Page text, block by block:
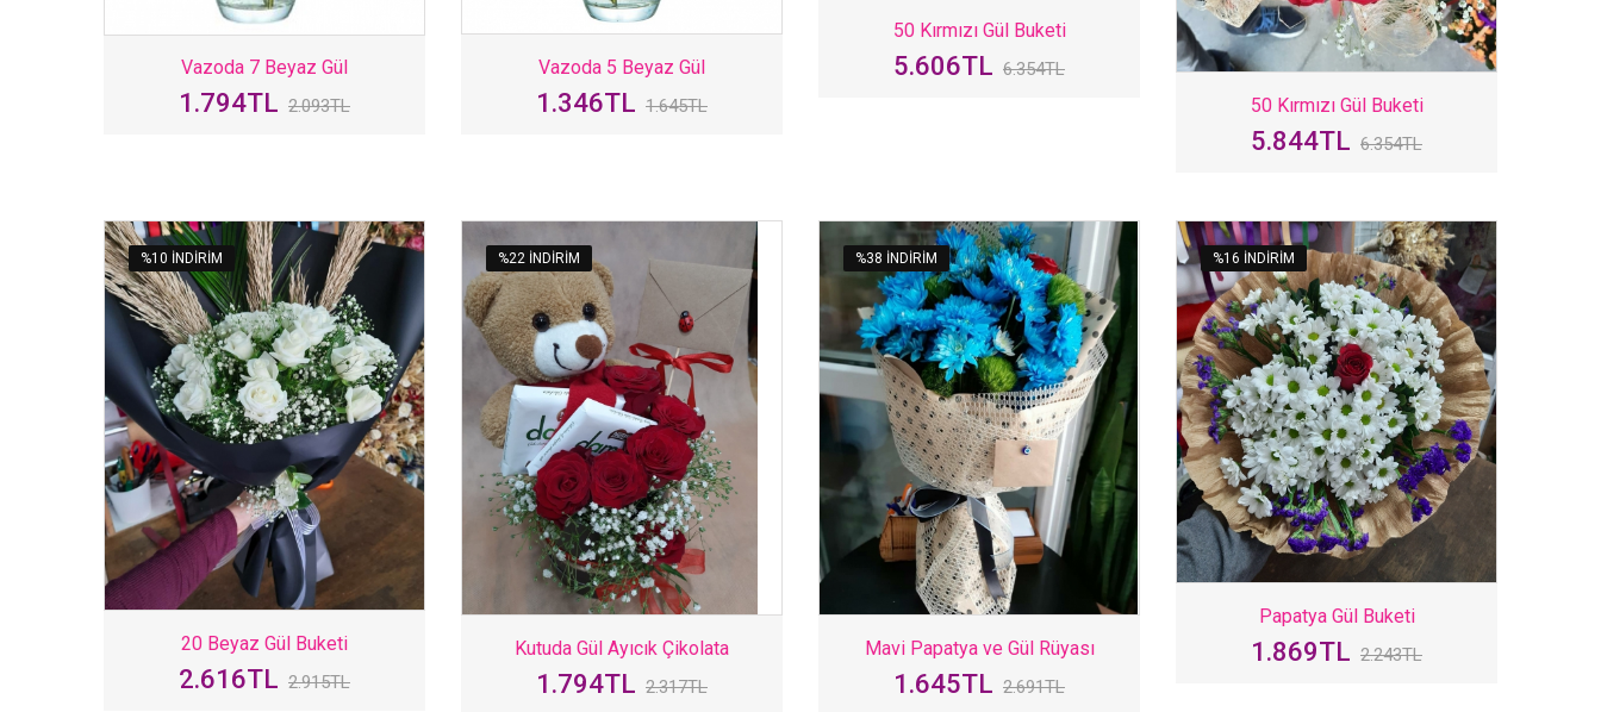
Vazoda 7 Beyaz Gül
1.794TL 2.093TL
Vazoda 5 Beyaz Gül
1.346TL 1.645TL
50 Kırmızı Gül Buketi
5.606TL 6.354TL
50 Kırmızı Gül Buketi
5.844TL 6.354TL
%10 INDIRIM
20 Beyaz Gül Buketi
2.616TL 2.915TL
%22 INDIRIM
Kutuda Gül Ayıcık Çikolata
1.794TL 2.317TL
%38 INDIRIM
Mavi Papatya ve Gül Rüyası
1.645TL 2.691TL
%16 INDIRIM
Papatya Gül Buketi
1.869TL 2.243TL